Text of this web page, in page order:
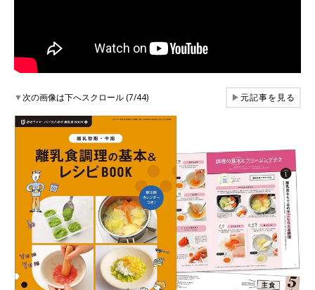
▼次の画像は下へスクロール (7/44) ▶元記事を見る